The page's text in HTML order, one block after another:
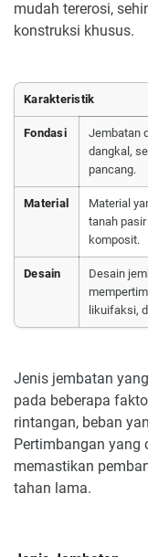
mudah tererosi,
konstruksi khusus.
Karakteristik
Fondasi
Jembatan
dangkal,
pancang.
Material
Material
tanah
komposit.
Desain
Desain
likuifaksi,
Jenis jembatan
pada beberapa
rintangan, beban
Pertimbangan yang
memastikan
tahan lama.